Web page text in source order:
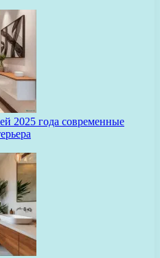
2025 года современные